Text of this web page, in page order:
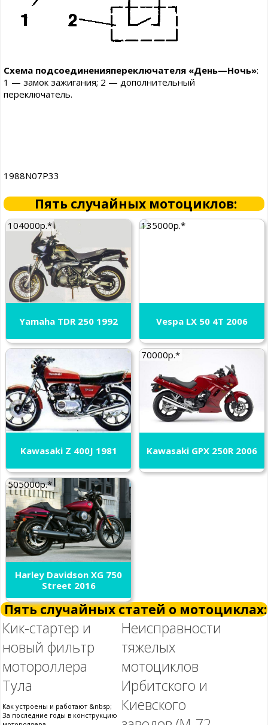
Схема подсоединенияпереключателя «День—Ночь»:
1 — замок зажигания; 2 — дополнительный
переключатель.
1988N07P33
Пять случайных мотоциклов:
104000р.*
Yamaha TDR 250 1992
135000р.*
Vespa LX 50 4T 2006
Kawasaki Z 400J 1981
70000р.*
Kawasaki GPX 250R 2006
505000р.*
Harley Davidson XG 750
Street 2016
Пять случайных статей о мотоциклах:
Кик-стартер и
новый фильтр
мотороллера
Тула
Как устроены и работают &nbsp;
За последние годы в конструкцию
Неисправности
тяжелых
мотоциклов
Ирбитского и
Киевского